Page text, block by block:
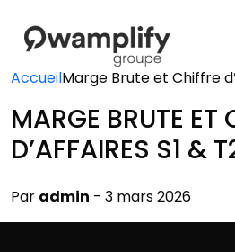
AccueilMarge Brute et Chiffre
MARGE BRUTE ET
D’AFFAIRES S1 &
Par admin - 3 mars 2026